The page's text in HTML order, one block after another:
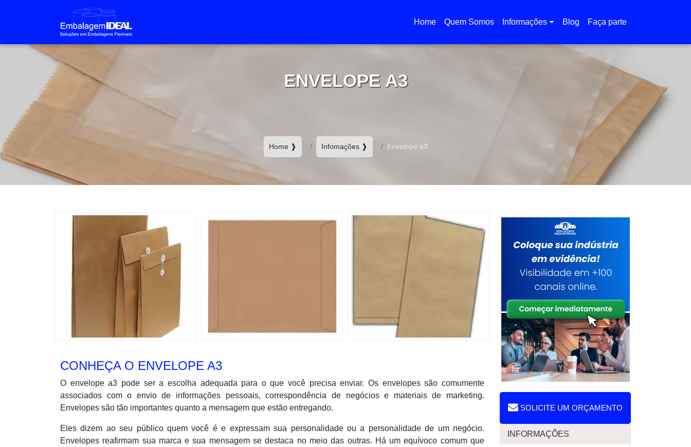
Home
(current)
Quem Somos Informações Blog Faça parte
ENVELOPE A3
Home ❱ Infomações ❱ Envelope a3
CONHEÇA O ENVELOPE A3
O envelope a3 pode ser a escolha adequada para o que você precisa enviar. Os envelopes são comumente
associados com o envio de informações pessoais, correspondência de negócios e materiais de marketing.
Envelopes são tão importantes quanto a mensagem que estão entregando.
Eles dizem ao seu público quem você é e expressam sua personalidade ou a personalidade de um negócio.
Envelopes reafirmam sua marca e sua mensagem se destaca no meio das outras. Há um equívoco comum que
SOLICITE UM ORÇAMENTO
INFORMAÇÕES